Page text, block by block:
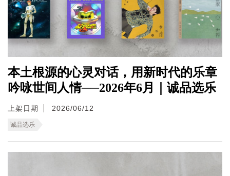
本土根源的心灵对话，用新时代的乐章
吟咏世间人情──2026年6月｜诚品选乐
上架日期 2026/06/12
诚品选乐